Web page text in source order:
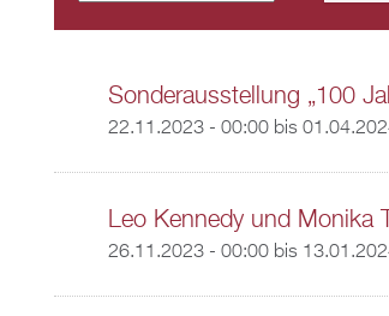
Sonderausstellung „100
22.11.2023 - 00:00bis
Leo Kennedy und Monika
26.11.2023 - 00:00bis